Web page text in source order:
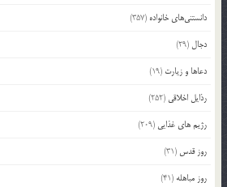
دانستنی‌های خانواده (357)
دجال (29)
دعاها و زیارت (19)
رذایل اخلاقی (252)
رژیم های غذایی (209)
روز قدس (31)
روز مباهله (41)